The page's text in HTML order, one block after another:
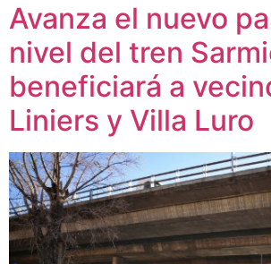
Avanza el nuevo
nivel del tren
beneficiará a
Liniers y Villa Luro